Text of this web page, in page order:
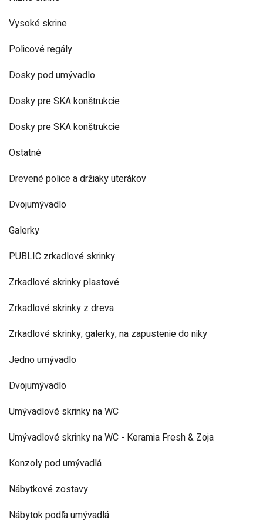
Vysoké skrine
Policové regály
Dosky pod umývadlo
Dosky pre SKA konštrukcie
Dosky pre SKA konštrukcie
Ostatné
Drevené police a držiaky uterákov
Dvojumývadlo
Galerky
PUBLIC zrkadlové skrinky
Zrkadlové skrinky plastové
Zrkadlové skrinky z dreva
Zrkadlové skrinky, galerky, na zapustenie do niky
Jedno umývadlo
Dvojumývadlo
Umývadlové skrinky na WC
Umývadlové skrinky na WC - Keramia Fresh & Zoja
Konzoly pod umývadlá
Nábytkové zostavy
Nábytok podľa umývadlá